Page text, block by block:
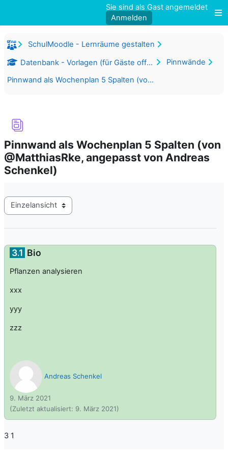
Sie sind als Gast angemeldet
Anmelden
SchulMoodle - Lernräume gestalten
Datenbank - Vorlagen (für Gäste offen)
Pinnwände
Pinnwand als Wochenplan 5 Spalten (von @MatthiasRke, angepasst von Andreas Schenkel)
Pinnwand als Wochenplan 5 Spalten (von
@MatthiasRke, angepasst von Andreas
Schenkel)
Modus Tertiärnavigation anzeigen
3.1 Bio
Pflanzen analysieren
xxx
yyy
zzz
Andreas Schenkel
9. März 2021
(Zuletzt aktualisiert: 9. März 2021)
3 1